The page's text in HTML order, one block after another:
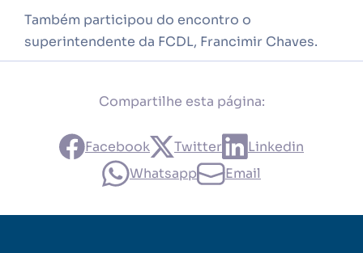
Também participou do encontro o
superintendente da FCDL, Francimir Chaves.
Compartilhe esta página:
Facebook Twitter
Linkedin
Whatsapp
Email